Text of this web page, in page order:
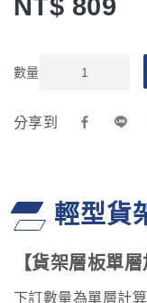
NT$ 809
數量
分享到
輕型貨
【貨架層板單層
下訂數量為單層計